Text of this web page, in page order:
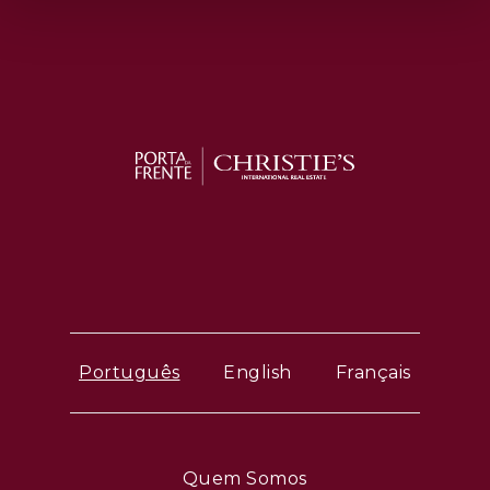
Português English Français
Quem Somos